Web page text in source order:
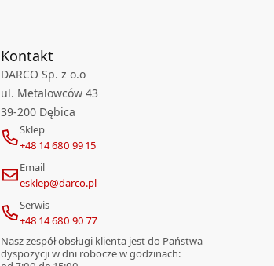
Kontakt
DARCO Sp. z o.o
ul. Metalowców 43
39-200 Dębica
Sklep
+48 14 680 99 15
Email
esklep@darco.pl
Serwis
+48 14 680 90 77
Nasz zespół obsługi klienta jest do Państwa
dyspozycji w dni robocze w godzinach: